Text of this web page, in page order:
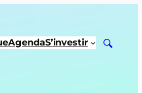
AgendaS’investir